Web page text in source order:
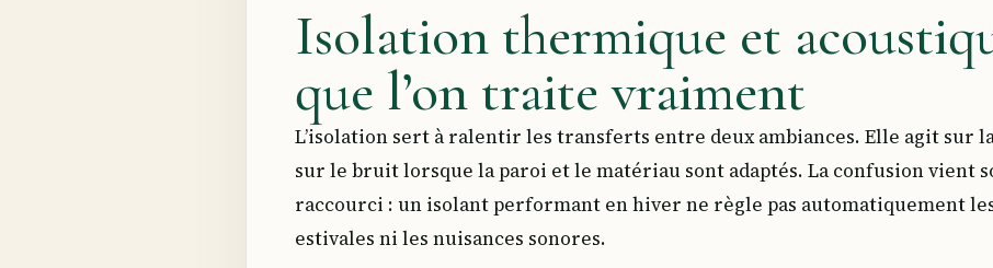
Isolation thermique et
que l’on traite vraiment
L’isolation sert à ralentir les transferts entre deux ambiances. Elle agit sur
sur le bruit lorsque la paroi et le matériau sont adaptés. La confusion vient
raccourci : un isolant performant en hiver ne règle pas automatiquement
estivales ni les nuisances sonores.